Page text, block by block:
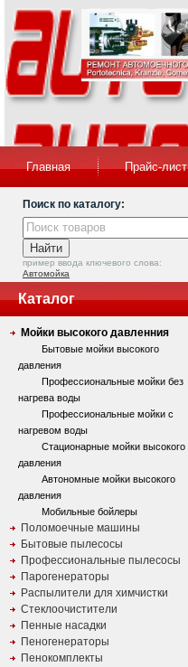
Главная Прайс-лист
Поиск по каталогу:
пример ввода ключевого слова:
Автомойка
Каталог
Мойки высокого давленния
Бытовые мойки высокого
давления
Профессиональные мойки без
нагрева воды
Профессиональные мойки с
нагревом воды
Стационарные мойки высокого
давления
Автономные мойки высокого
давления
Мобильные бойлеры
Поломоечные машины
Бытовые пылесосы
Профессиональные пылесосы
Парогенераторы
Распылители для химчистки
Стеклоочистители
Пенные насадки
Пеногенераторы
Пенокомплекты